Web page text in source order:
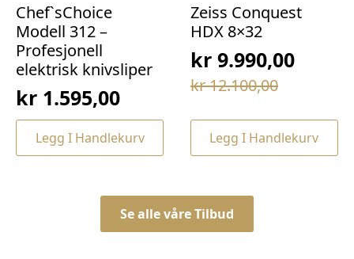
Chef`sChoice
Modell 312 –
Profesjonell
elektrisk knivsliper
kr 1.595,00
Legg I Handlekurv
Zeiss Conquest
HDX 8×32
kr12.100,00
Opprinnelig
var:
kr 12.100,00.
kr9.990,00
Nåværende
er:
kr 9.990,00.
Legg I Handlekurv
Se alle våre Tilbud